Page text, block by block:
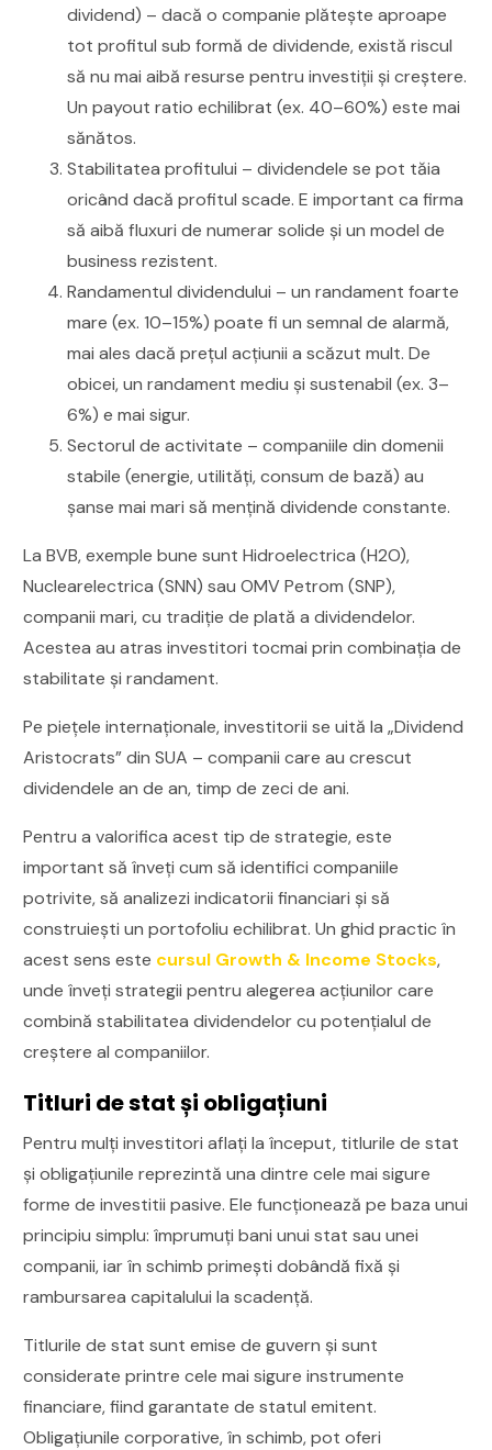
dividend) – dacă o companie plătește aproape
tot profitul sub formă de dividende, există riscul
să nu mai aibă resurse pentru investiții și creștere.
Un payout ratio echilibrat (ex. 40–60%) este mai
sănătos.
Stabilitatea profitului – dividendele se pot tăia
oricând dacă profitul scade. E important ca firma
să aibă fluxuri de numerar solide și un model de
business rezistent.
Randamentul dividendului – un randament foarte
mare (ex. 10–15%) poate fi un semnal de alarmă,
mai ales dacă prețul acțiunii a scăzut mult. De
obicei, un randament mediu și sustenabil (ex. 3–
6%) e mai sigur.
Sectorul de activitate – companiile din domenii
stabile (energie, utilități, consum de bază) au
șanse mai mari să mențină dividende constante.
La BVB, exemple bune sunt Hidroelectrica (H2O),
Nuclearelectrica (SNN) sau OMV Petrom (SNP),
companii mari, cu tradiție de plată a dividendelor.
Acestea au atras investitori tocmai prin combinația de
stabilitate și randament.
Pe piețele internaționale, investitorii se uită la „Dividend
Aristocrats” din SUA – companii care au crescut
dividendele an de an, timp de zeci de ani.
Pentru a valorifica acest tip de strategie, este
important să înveți cum să identifici companiile
potrivite, să analizezi indicatorii financiari și să
construiești un portofoliu echilibrat. Un ghid practic în
acest sens este cursul Growth & Income Stocks,
unde înveți strategii pentru alegerea acțiunilor care
combină stabilitatea dividendelor cu potențialul de
creștere al companiilor.
Titluri de stat și obligațiuni
Pentru mulți investitori aflați la început, titlurile de stat
și obligațiunile reprezintă una dintre cele mai sigure
forme de investitii pasive. Ele funcționează pe baza unui
principiu simplu: împrumuți bani unui stat sau unei
companii, iar în schimb primești dobândă fixă și
rambursarea capitalului la scadență.
Titlurile de stat sunt emise de guvern și sunt
considerate printre cele mai sigure instrumente
financiare, fiind garantate de statul emitent.
Obligațiunile corporative, în schimb, pot oferi